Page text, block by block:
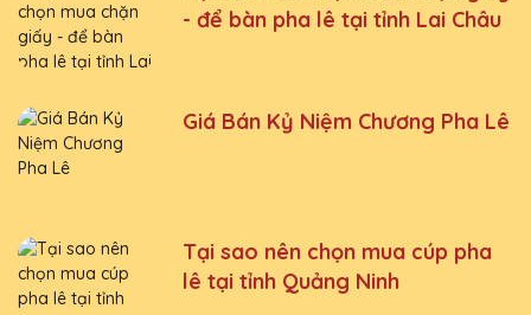
- để bàn pha lê tại tỉnh Lai Châu
Giá Bán Kỷ Niệm Chương Pha Lê
Tại sao nên chọn mua cúp pha
lê tại tỉnh Quảng Ninh